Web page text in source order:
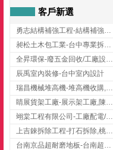
客戶新選
勇志結構補強工程-結構補強工程 ,桃園結構補強工程,龍潭結構補強工程
昶松土木包工業-台中專業拆除工程/挖土機出租
全昇環保-廢五金回收/工廠設備收購/機械設備回收/高價收購廠房設備
辰禹室內裝修-台中室內設計
瑞昌機械堆高機-堆高機收購,新北市堆高機,桃園堆高機
睛展貨架工廠-展示架工廠,陳列架,台中展示架工廠
翊棠工程有限公司-工廠配電/高雄消防機電公司
上吉錸拆除工程-打石拆除,桃園打石拆除,桃園拆除工程
台南京品超耐磨地板-台南超耐磨地板